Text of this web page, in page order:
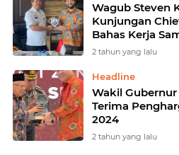
Wagub Steven
Kunjungan
Bahas Kerja
Investasi
2 tahun yang lalu
Headline
Wakil
Terima
2024
2 tahun yang lalu